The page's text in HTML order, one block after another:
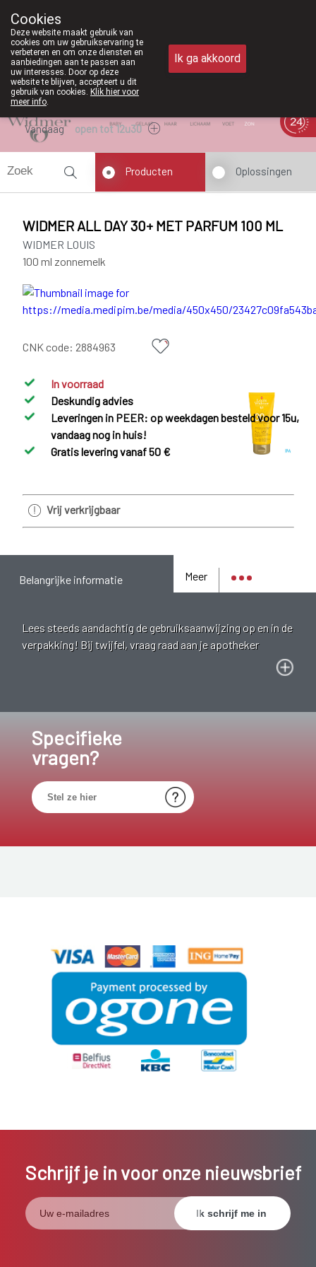
011/610300
Vandaag open tot 12u30
Producten Oplossingen
WIDMER ALL DAY 30+ MET PARFUM 100 ML
WIDMER LOUIS
100 ml zonnemelk
CNK code: 2884963
In voorraad
Deskundig advies
Leveringen in PEER: op weekdagen besteld voor 15u,
vandaag nog in huis!
Gratis levering vanaf 50 €
Vrij verkrijgbaar
Meer
Belangrijke informatie
Lees steeds aandachtig de gebruiksaanwijzing op en in de
verpakking! Bij twijfel, vraag raad aan je apotheker
Specifieke
vragen?
Schrijf je in voor onze nieuwsbrief
Cookies
Deze website maakt gebruik van
cookies om uw gebruikservaring te
verbeteren en om onze diensten en
aanbiedingen aan te passen aan
uw interesses. Door op deze
website te blijven, accepteert u dit
gebruik van cookies. Klik hier voor
meer info.
Ik ga akkoord